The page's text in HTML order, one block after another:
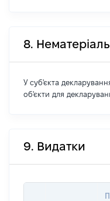
8.
У суб'єкта
об'єкти для
9. Видатки